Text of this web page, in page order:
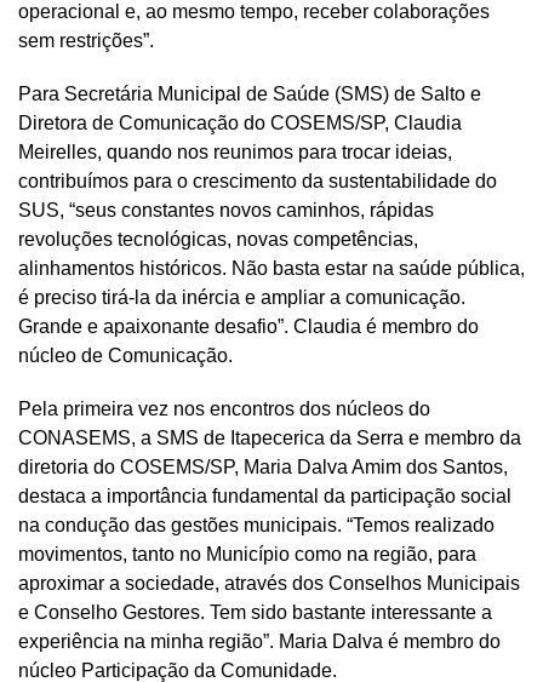
operacional e, ao mesmo tempo, receber colaborações
sem restrições”.
Para Secretária Municipal de Saúde (SMS) de Salto e
Diretora de Comunicação do COSEMS/SP, Claudia
Meirelles, quando nos reunimos para trocar ideias,
contribuímos para o crescimento da sustentabilidade do
SUS, “seus constantes novos caminhos, rápidas
revoluções tecnológicas, novas competências,
alinhamentos históricos. Não basta estar na saúde pública,
é preciso tirá-la da inércia e ampliar a comunicação.
Grande e apaixonante desafio”. Claudia é membro do
núcleo de Comunicação.
Pela primeira vez nos encontros dos núcleos do
CONASEMS, a SMS de Itapecerica da Serra e membro da
diretoria do COSEMS/SP, Maria Dalva Amim dos Santos,
destaca a importância fundamental da participação social
na condução das gestões municipais. “Temos realizado
movimentos, tanto no Município como na região, para
aproximar a sociedade, através dos Conselhos Municipais
e Conselho Gestores. Tem sido bastante interessante a
experiência na minha região”. Maria Dalva é membro do
núcleo Participação da Comunidade.